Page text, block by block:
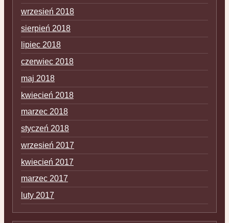
wrzesień 2018
sierpień 2018
lipiec 2018
czerwiec 2018
maj 2018
kwiecień 2018
marzec 2018
styczeń 2018
wrzesień 2017
kwiecień 2017
marzec 2017
luty 2017